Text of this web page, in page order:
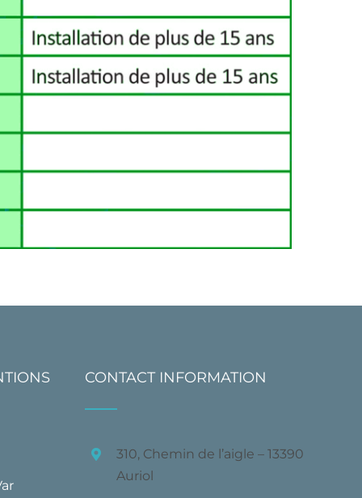
CONTACT INFORMATION
310, Chemin de l’aigle – 13390
Auriol